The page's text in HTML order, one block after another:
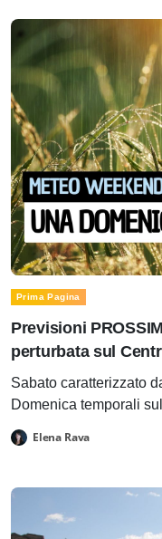
Prima Pagina
Previsioni
perturbata sul
Sabato caratterizzato
Domenica temporali
Elena Rava